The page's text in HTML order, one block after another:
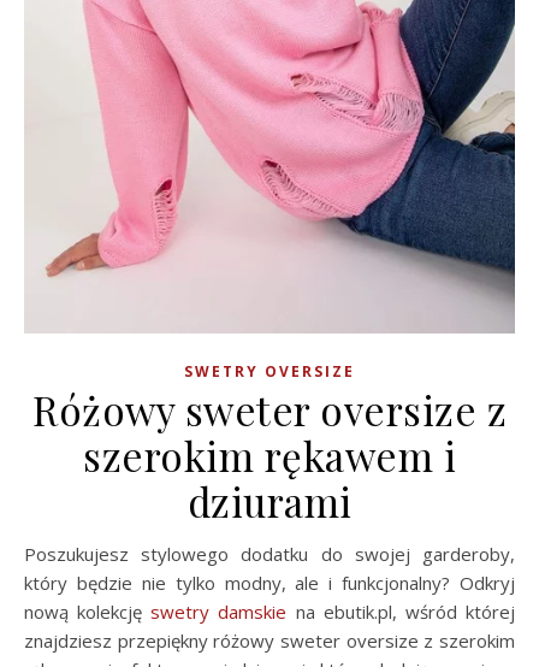
SWETRY OVERSIZE
Różowy sweter oversize z
szerokim rękawem i
dziurami
Poszukujesz stylowego dodatku do swojej garderoby,
który będzie nie tylko modny, ale i funkcjonalny? Odkryj
nową kolekcjęswetry damskie na ebutik.pl, wśród której
znajdziesz przepiękny różowy sweter oversize z szerokim